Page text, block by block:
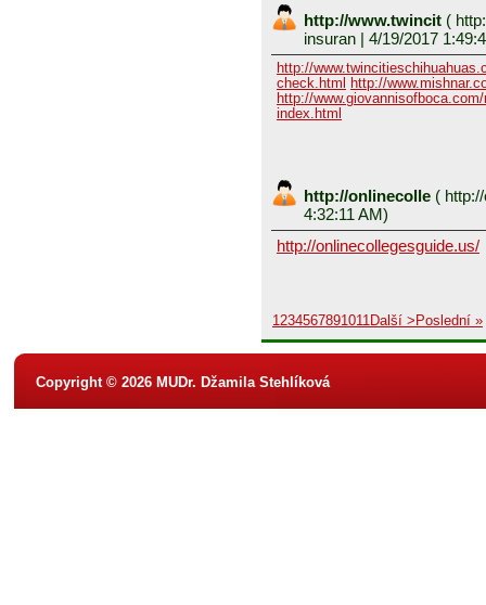
http://www.twincit (
insuran | 4/19/2017
http://
check.html
http://
http://
index.html
http://onlinecolle (
4:32:11 AM)
http://onlinecollegesguide.us/
1234567891011Další > Poslední »
Copyright © 2026 MUDr. Džamila Stehlíková